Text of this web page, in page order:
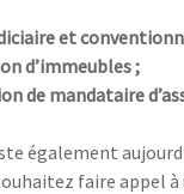
et
d’immeubles ;
de mandataire
également
faire appel à